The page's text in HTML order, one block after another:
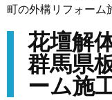
町の外構リフォーム
花壇解
群馬県
ーム施